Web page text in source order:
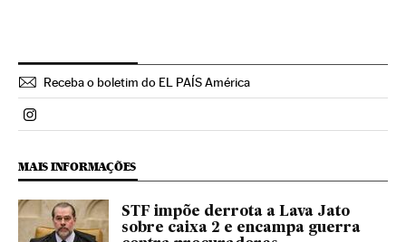
Receba o boletim do EL PAÍS América
Politica El País Brasil en Instagram
MAIS INFORMAÇÕES
STF impõe derrota a Lava Jato
sobre caixa 2 e encampa guerra